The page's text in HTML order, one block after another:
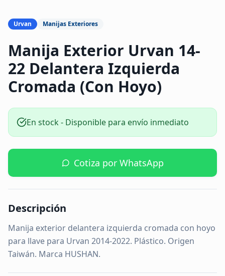
Urvan Manijas Exteriores
Manija Exterior Urvan 14-
22 Delantera Izquierda
Cromada (Con Hoyo)
En stock - Disponible para envío inmediato
Cotiza por WhatsApp
Descripción
Manija exterior delantera izquierda cromada con hoyo
para llave para Urvan 2014-2022. Plástico. Origen
Taiwán. Marca HUSHAN.